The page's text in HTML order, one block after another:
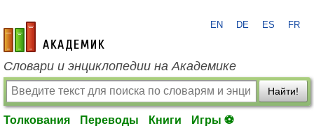
academic.ru
EN DE ES FR
Словари и энциклопедии на Академике
Найти!
Толкования Переводы Книги Игры ⚽